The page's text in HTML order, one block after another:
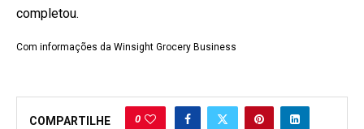
completou.
Com informações da Winsight Grocery Business
COMPARTILHE 0